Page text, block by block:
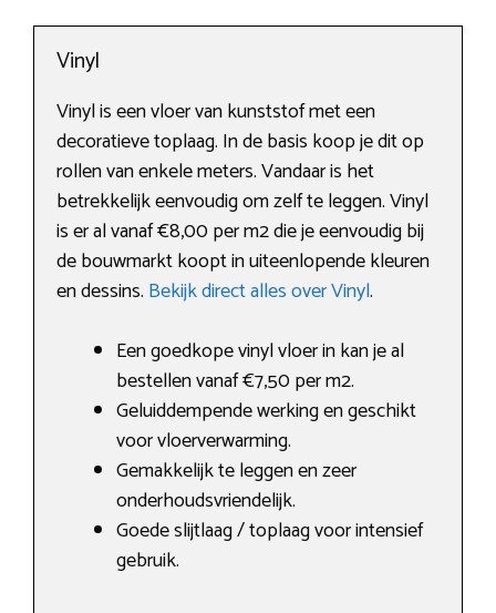
Vinyl
Vinyl is een vloer van kunststof met een
decoratieve toplaag. In de basis koop je dit op
rollen van enkele meters. Vandaar is het
betrekkelijk eenvoudig om zelf te leggen. Vinyl
is er al vanaf €8,00 per m2 die je eenvoudig bij
de bouwmarkt koopt in uiteenlopende kleuren
en dessins. Bekijk direct alles over Vinyl.
Een goedkope vinyl vloer in kan je al
bestellen vanaf €7,50 per m2.
Geluiddempende werking en geschikt
voor vloerverwarming.
Gemakkelijk te leggen en zeer
onderhoudsvriendelijk.
Goede slijtlaag / toplaag voor intensief
gebruik.